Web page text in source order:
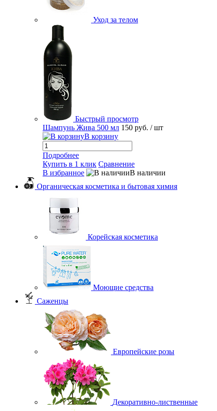
Уход за телом
Быстрый просмотр
Шампунь Жива 500 мл 150 руб. / шт
В корзину
Подробнее
Купить в 1 клик Сравнение
В избранное
В наличии
Органическая косметика и бытовая химия
Корейская косметика
Моющие средства
Саженцы
Европейские розы
Декоративно-лиственные